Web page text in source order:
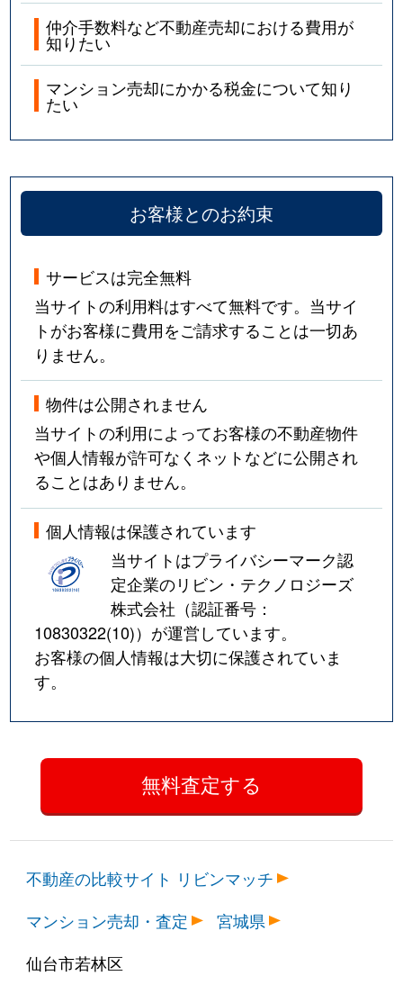
仲介手数料など不動産売却における費用が
知りたい
マンション売却にかかる税金について知り
たい
お客様とのお約束
サービスは完全無料
当サイトの利用料はすべて無料です。当サイ
トがお客様に費用をご請求することは一切あ
りません。
物件は公開されません
当サイトの利用によってお客様の不動産物件
や個人情報が許可なくネットなどに公開され
ることはありません。
個人情報は保護されています
当サイトはプライバシーマーク認
定企業のリビン・テクノロジーズ
株式会社（認証番号：
10830322(10)）が運営しています。
お客様の個人情報は大切に保護されていま
す。
不動産の比較サイト リビンマッチ
マンション売却・査定
宮城県
仙台市若林区